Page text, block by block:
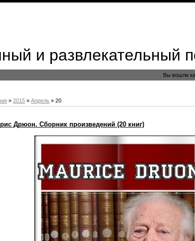
и развлекательный
Вы вошли
»2015 » Апрель » 20
Дрюон. Сборник произведений (20 книг)